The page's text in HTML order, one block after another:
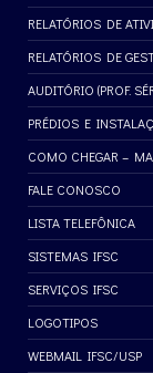
RELATÓRIOS DE
RELATÓRIOS DE
AUDITÓRIO (PROF.
PRÉDIOS E
COMO CHEGAR –
FALE CONOSCO
LISTA TELEFÔNICA
SISTEMAS IFSC
SERVIÇOS IFSC
LOGOTIPOS
WEBMAIL IFSC/USP